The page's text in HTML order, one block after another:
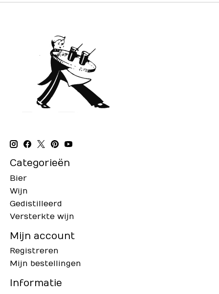
Categorieën
Bier
Wijn
Gedistilleerd
Versterkte wijn
Mijn account
Registreren
Mijn bestellingen
Informatie